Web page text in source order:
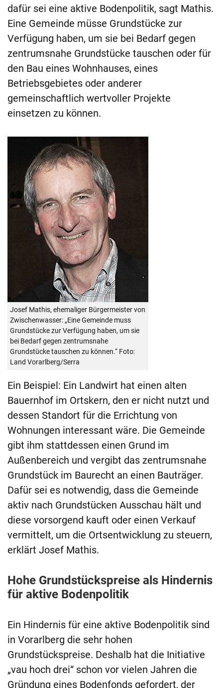
dafür sei eine aktive Bodenpolitik, sagt Mathis.
Eine Gemeinde müsse Grundstücke zur
Verfügung haben, um sie bei Bedarf gegen
zentrumsnahe Grundstücke tauschen oder für
den Bau eines Wohnhauses, eines
Betriebsgebietes oder anderer
gemeinschaftlich wertvoller Projekte
einsetzen zu können.
Josef Mathis, ehemaliger Bürgermeister von
Zwischenwasser: „Eine Gemeinde muss
Grundstücke zur Verfügung haben, um sie
bei Bedarf gegen zentrumsnahe
Grundstücke tauschen zu können.“ Foto:
Land Vorarlberg/Serra
Ein Beispiel: Ein Landwirt hat einen alten
Bauernhof im Ortskern, den er nicht nutzt und
dessen Standort für die Errichtung von
Wohnungen interessant wäre. Die Gemeinde
gibt ihm stattdessen einen Grund im
Außenbereich und vergibt das zentrumsnahe
Grundstück im Baurecht an einen Bauträger.
Dafür sei es notwendig, dass die Gemeinde
aktiv nach Grundstücken Ausschau hält und
diese vorsorgend kauft oder einen Verkauf
vermittelt, um die Ortsentwicklung zu steuern,
erklärt Josef Mathis.
Hohe Grundstückspreise als Hindernis
für aktive Bodenpolitik
Ein Hindernis für eine aktive Bodenpolitik sind
in Vorarlberg die sehr hohen
Grundstückspreise. Deshalb hat die Initiative
„vau hoch drei“ schon vor vielen Jahren die
Gründung eines Bodenfonds gefordert, der